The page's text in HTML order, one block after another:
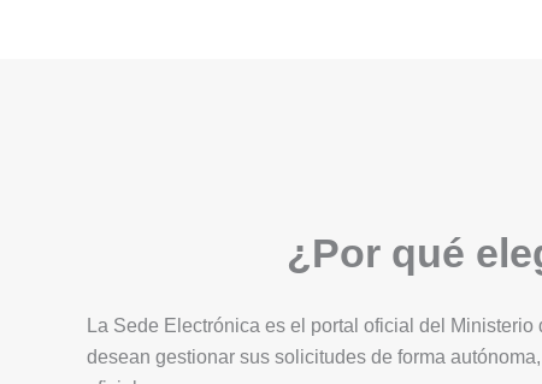
¿Por qué
La Sede Electrónica es el portal oficial del
desean gestionar sus solicitudes de forma